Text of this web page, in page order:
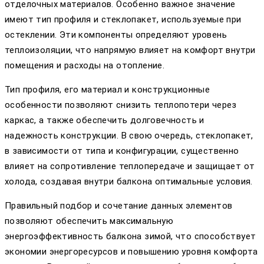
отделочных материалов. Особенно важное значение
имеют тип профиля и стеклопакет, используемые при
остеклении. Эти компоненты определяют уровень
теплоизоляции, что напрямую влияет на комфорт внутри
помещения и расходы на отопление.
Тип профиля, его материал и конструкционные
особенности позволяют снизить теплопотери через
каркас, а также обеспечить долговечность и
надежность конструкции. В свою очередь, стеклопакет,
в зависимости от типа и конфигурации, существенно
влияет на сопротивление теплопередаче и защищает от
холода, создавая внутри балкона оптимальные условия.
Правильный подбор и сочетание данных элементов
позволяют обеспечить максимальную
энергоэффективность балкона зимой, что способствует
экономии энергоресурсов и повышению уровня комфорта